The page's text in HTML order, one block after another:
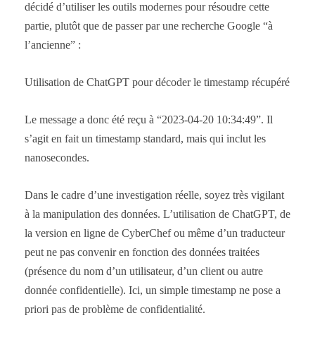
décidé d’utiliser les outils modernes pour résoudre cette
partie, plutôt que de passer par une recherche Google “à
l’ancienne” :
Utilisation de ChatGPT pour décoder le timestamp récupéré
Le message a donc été reçu à “2023-04-20 10:34:49”. Il
s’agit en fait un timestamp standard, mais qui inclut les
nanosecondes.
Dans le cadre d’une investigation réelle, soyez très vigilant
à la manipulation des données. L’utilisation de ChatGPT, de
la version en ligne de CyberChef ou même d’un traducteur
peut ne pas convenir en fonction des données traitées
(présence du nom d’un utilisateur, d’un client ou autre
donnée confidentielle). Ici, un simple timestamp ne pose a
priori pas de problème de confidentialité.